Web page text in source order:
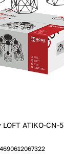
ATIKO-СN-
4690612067322